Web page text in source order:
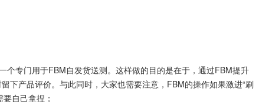
个专门用于FBM自发货送测。这样做的目的是在于，通过FBM提升
下产品评价。与此同时，大家也需要注意，FBM的操作如果激进“刷
自己拿捏；